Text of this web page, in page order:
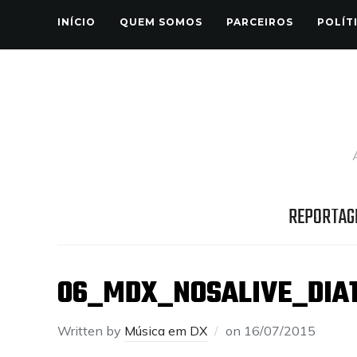
INÍCIO QUEM SOMOS PARCEIROS
Written by Música em DX on 16/07/2015